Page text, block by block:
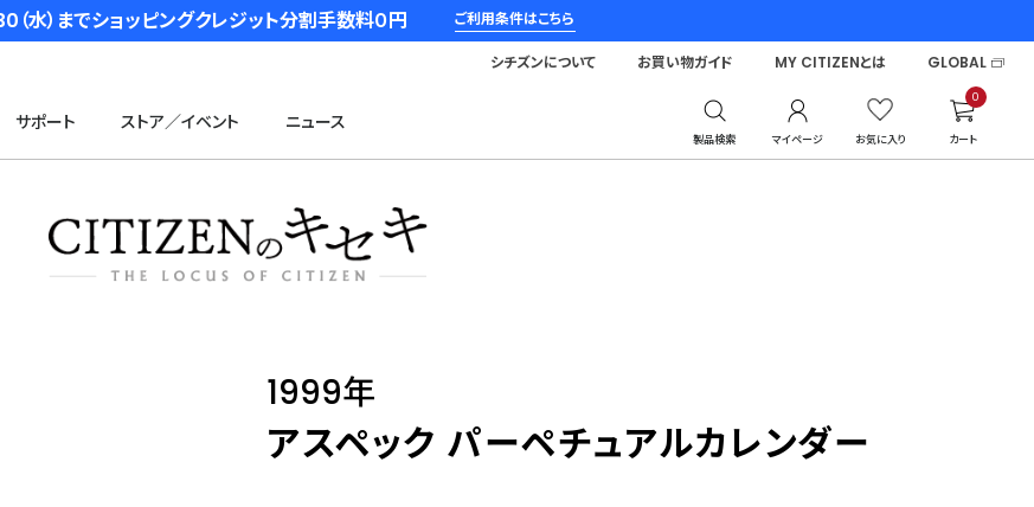
水）までショッピングクレジット分割手数料０円 ご利用条件はこちら
サポート ストア／イベント ニュース
製品検索 マイページ お気に入り
0
カート
シチズンについて お買い物ガイド MY CITIZENとは GLOBAL
1999年
アスペック パーペチュアルカレンダー